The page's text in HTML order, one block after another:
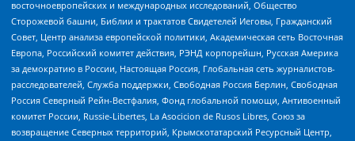
восточноевропейских и международных исследований, Общество
Сторожевой башни, Библии и трактатов Свидетелей Иеговы, Гражданский
Совет, Центр анализа европейской политики, Академическая сеть Восточная
Европа, Российский комитет действия, РЭНД корпорейшн, Русская Америка
за демократию в России, Настоящая Россия, Глобальная сеть журналистов-
расследователей, Служба поддержки, Свободная Россия Берлин, Свободная
Россия Северный Рейн-Вестфалия, Фонд глобальной помощи, Антивоенный
комитет России, Russie-Libertes, La Asocicion de Rusos Libres, Союз за
возвращение Северных территорий, Крымскотатарский Ресурсный Центр,